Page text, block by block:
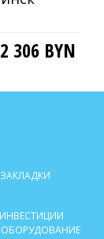
306 BYN
ЗАКЛАДКИ
ИНВЕСТИЦИИ
ОБОРУДОВАНИЕ